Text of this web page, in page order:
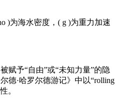
)为海水密度，( g )为重力加速
赋予“自由”或“未知力量”的隐
德·哈罗尔德游记》中以“rolling
。